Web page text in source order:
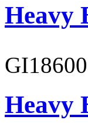
Heavy
GI18600
Heavy